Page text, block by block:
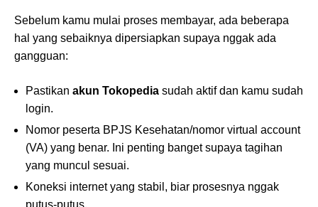
Sebelum kamu mulai proses membayar, ada beberapa
hal yang sebaiknya dipersiapkan supaya nggak ada
gangguan:
Pastikan akun Tokopedia sudah aktif dan kamu sudah
login.
Nomor peserta BPJS Kesehatan/nomor virtual account
(VA) yang benar. Ini penting banget supaya tagihan
yang muncul sesuai.
Koneksi internet yang stabil, biar prosesnya nggak
putus-putus.